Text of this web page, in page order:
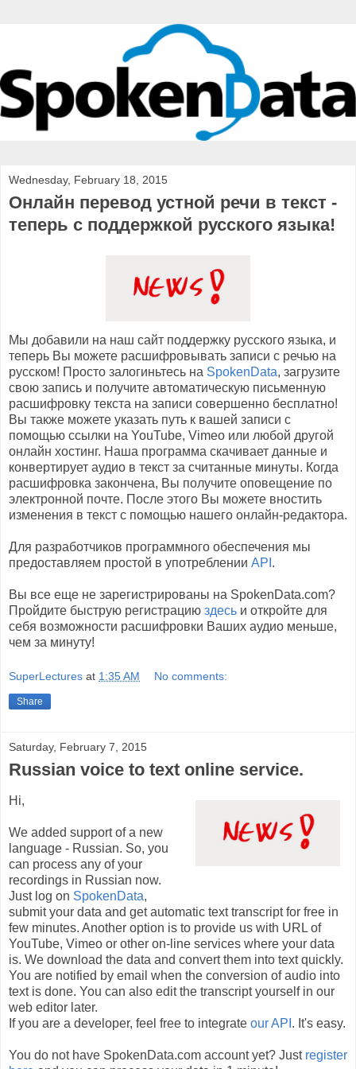
Wednesday, February 18, 2015
Онлайн перевод устной речи в текст -
теперь с поддержкой русского языка!
Мы добавили на наш сайт поддержку русского языка, и
теперь Вы можете расшифровывать записи с речью на
русском! Просто залогиньтесь на SpokenData, загрузите
свою запись и получите автоматическую письменную
расшифровку текста на записи совершенно бесплатно!
Вы также можете указать путь к вашей записи с
помощью ссылки на YouTube, Vimeo или любой другой
онлайн хостинг. Наша программа скачивает данные и
конвертирует аудио в текст за считанные минуты. Когда
расшифровка закончена, Вы получите оповещение по
электронной почте. После этого Вы можете вностить
изменения в текст с помощью нашего онлайн-редактора.
Для разработчиков программного обеспечения мы
предоставляем простой в употреблении API .
Вы все еще не зарегистрированы на SpokenData.com?
Пройдите быструю регистрацию здесь и откройте для
себя возможности расшифровки Ваших аудио меньше,
чем за минуту!
SuperLectures at 1:35 AM No comments:
Share
Saturday, February 7, 2015
Russian voice to text online service.
Hi,
We added support of a new
language - Russian. So, you
can process any of your
recordings in Russian now.
Just log on SpokenData,
submit your data and get automatic text transcript for free in
few minutes. Another option is to provide us with URL of
YouTube, Vimeo or other on-line services where your data
is. We download the data and convert them into text quickly.
You are notified by email when the conversion of audio into
text is done. You can also edit the transcript yourself in our
web editor later.
If you are a developer, feel free to integrate our API . It's easy.
You do not have SpokenData.com account yet? Just register